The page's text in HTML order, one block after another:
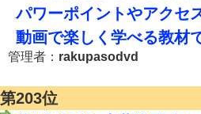
パワーポイントやアクセ
動画で楽しく学べる教材
管理者： rakupasodvd
第203位